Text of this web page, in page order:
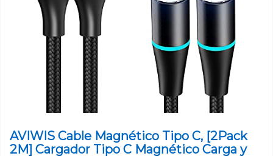
AVIWIS Cable Magnético Tipo C, [2Pack
2M] Cargador Tipo C Magnético Carga y